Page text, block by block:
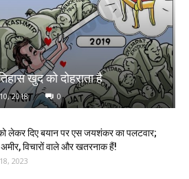
खुद को दोहराता है
2018 0
को लेकर दिए बयान पर एस जयशंकर का पलटवार;
विचारों वाले और खतरनाक हैं!
2023